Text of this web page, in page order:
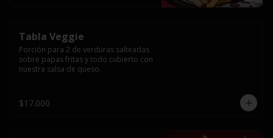
Tabla Veggie
Porción para 2 de verduras salteadas
sobre papas fritas y todo cubierto con
nuestra salsa de queso.
$17.000